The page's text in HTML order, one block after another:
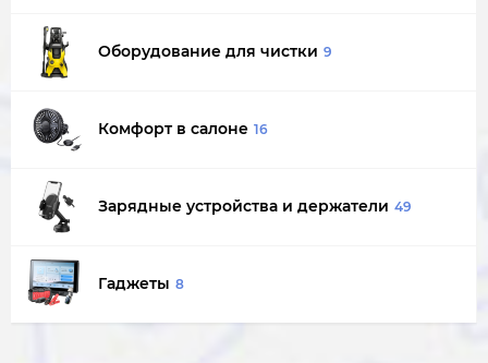
Оборудование для чистки 9
Комфорт в салоне 16
Зарядные устройства и держатели 49
Гаджеты 8